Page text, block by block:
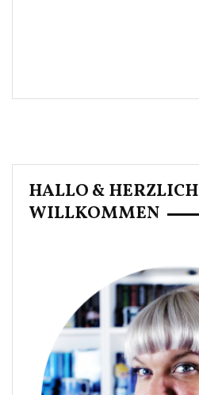
HALLO & HERZLICH
WILLKOMMEN